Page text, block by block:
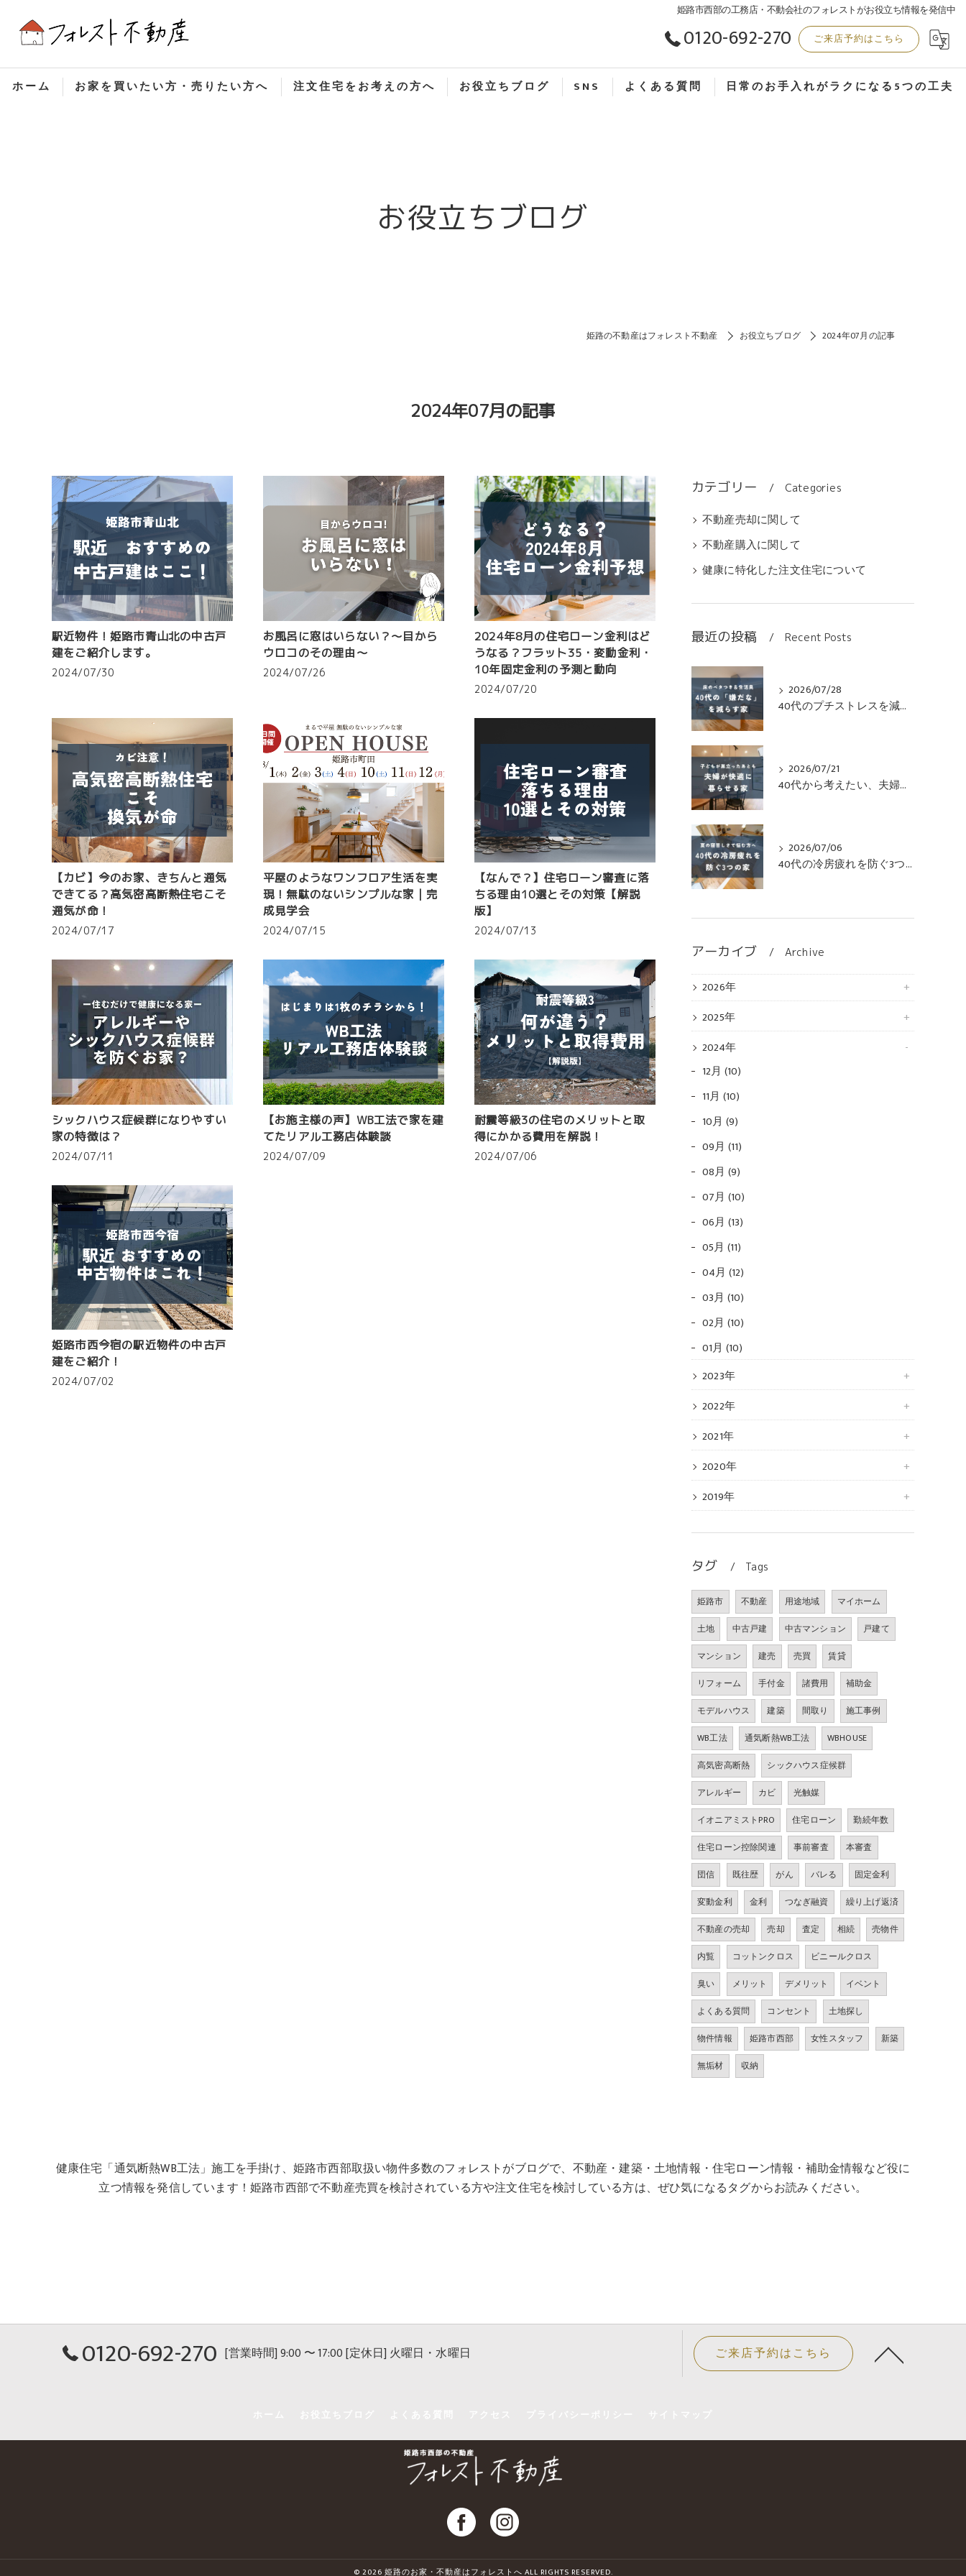
姫路市西部の工務店・不動会社のフォレストがお役立ち情報を発信中
0120-692-270 ご来店予約はこちら
ホーム お家を買いたい方・売りたい方へ 注文住宅をお考えの方へ お役立ちブログ SNS よくある質問 日常のお手入れがラクになる5つの工夫
お役立ちブログ
姫路の不動産はフォレスト不動産 お役立ちブログ 2024年07月の記事
2024年07月の記事
駅近物件！姫路市青山北の中古戸
建をご紹介します。
2024/07/30
お風呂に窓はいらない？～目から
ウロコのその理由～
2024/07/26
2024年8月の住宅ローン金利はど
うなる？フラット35・変動金利・
10年固定金利の予測と動向
2024/07/20
【カビ】今のお家、きちんと通気
できてる？高気密高断熱住宅こそ
通気が命！
2024/07/17
平屋のようなワンフロア生活を実
現！無駄のないシンプルな家｜完
成見学会
2024/07/15
【なんで？】住宅ローン審査に落
ちる理由10選とその対策【解説
版】
2024/07/13
シックハウス症候群になりやすい
家の特徴は？
2024/07/11
【お施主様の声】WB工法で家を建
てたリアル工務店体験談
2024/07/09
耐震等級3の住宅のメリットと取
得にかかる費用を解説！
2024/07/06
姫路市西今宿の駅近物件の中古戸
建をご紹介！
2024/07/02
カテゴリー Categories
不動産売却に関して
不動産購入に関して
健康に特化した注文住宅について
最近の投稿 Recent Posts
2026/07/28
40代のプチストレスを減らす無垢床の家
2026/07/21
40代から考えたい、夫婦がずっと快適に暮らせる家
2026/07/06
40代の冷房疲れを防ぐ3つの家
アーカイブ Archive
2026年
2025年
2024年
12月 (10)
11月 (10)
10月 (9)
09月 (11)
08月 (9)
07月 (10)
06月 (13)
05月 (11)
04月 (12)
03月 (10)
02月 (10)
01月 (10)
2023年
2022年
2021年
2020年
2019年
タグ Tags
姫路市 不動産 用途地域
マイホーム
土地
中古戸建 中古マンション
戸建て
マンション
建売 売買
賃貸
リフォーム
手付金 諸費用
補助金
モデルハウス
建築 間取り
施工事例
WB工法
通気断熱WB工法
WBHOUSE
高気密高断熱
シックハウス症候群
アレルギー
カビ
光触媒
イオニアミストPRO
住宅ローン
勤続年数
住宅ローン控除関連
事前審査
本審査
団信
既往歴 がん バレる
固定金利
変動金利
金利 つなぎ融資
繰り上げ返済
不動産の売却
売却 査定 相続
売物件
内覧
コットンクロス
ビニールクロス
臭い
メリット デメリット
イベント
よくある質問
コンセント
土地探し
物件情報
姫路市西部 女性スタッフ
新築
無垢材
収納
健康住宅「通気断熱WB工法」施工を手掛け、姫路市西部取扱い物件多数のフォレストがブログで、不動産・建築・土地情報・住宅ローン情報・補助金情報など役に
立つ情報を発信しています！姫路市西部で不動産売買を検討されている方や注文住宅を検討している方は、ぜひ気になるタグからお読みください。
0120-692-270 [営業時間] 9:00 〜 17:00 [定休日] 火曜日・水曜日 ご来店予約はこちら
© 2026 姫路のお家・不動産はフォレストへ ALL RIGHTS RESERVED.